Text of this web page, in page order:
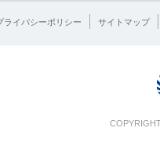
ライバシーポリシー サイトマップ